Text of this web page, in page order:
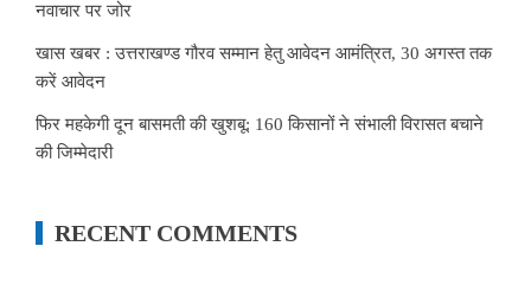
नवाचार पर जोर
खास खबर : उत्तराखण्ड गौरव सम्मान हेतु आवेदन आमंत्रित, 30 अगस्त तक
करें आवेदन
फिर महकेगी दून बासमती की खुशबू: 160 किसानों ने संभाली विरासत बचाने
की जिम्मेदारी
RECENT COMMENTS